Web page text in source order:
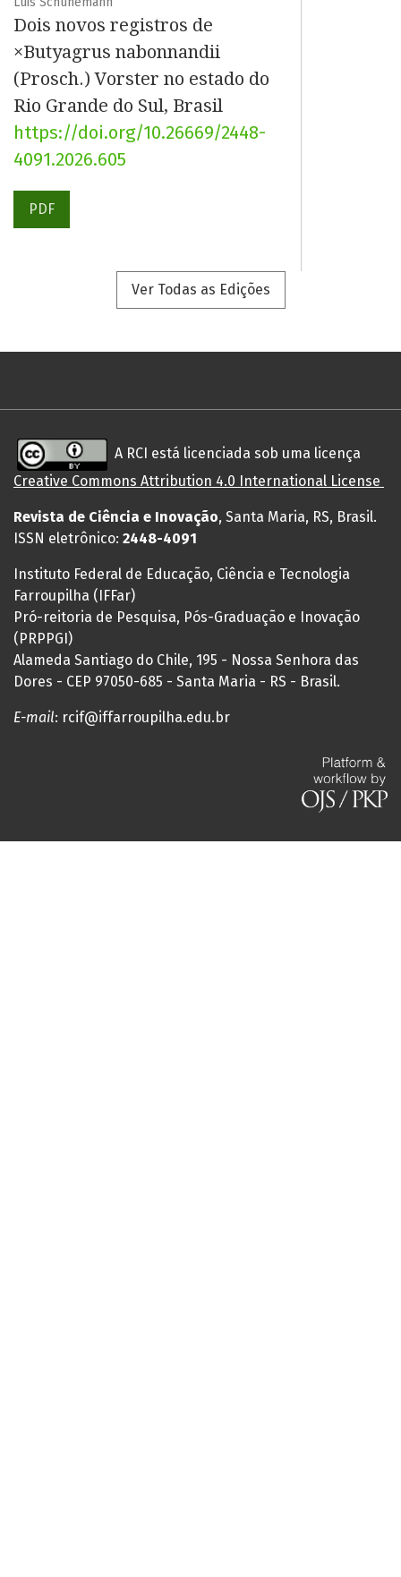
Dois novos registros de
×Butyagrus nabonnandii
(Prosch.) Vorster no estado do
Rio Grande do Sul, Brasil
https://doi.org/10.26669/2448-
4091.2026.605
PDF
Ver Todas as Edições
A RCI está licenciada sob uma licença
Creative Commons Attribution 4.0 International License
Revista de Ciência e Inovação, Santa Maria, RS, Brasil.
ISSN eletrônico: 2448-4091
Instituto Federal de Educação, Ciência e Tecnologia
Farroupilha (IFFar)
Pró-reitoria de Pesquisa, Pós-Graduação e Inovação
(PRPPGI)
Alameda Santiago do Chile, 195 - Nossa Senhora das
Dores - CEP 97050-685 - Santa Maria - RS - Brasil.
E-mail: rcif@iffarroupilha.edu.br